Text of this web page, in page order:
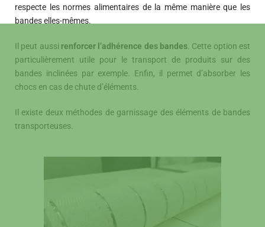
respecte les normes alimentaires de la même manière que les
bandes elles-mêmes.
Il peut aussi renforcer l’adhérence des bandes. Cette option est
particulièrement utile pour le transport de produits sur des
bandes inclinées par exemple. Enfin, il permet d’absorber les
chocs en cas de chute d’éléments.
Il existe deux méthodes de garnissage des éléments de bandes
transporteuses.